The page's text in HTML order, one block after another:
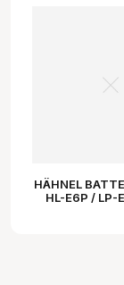
HÄHNEL
HL-E6P / LP-